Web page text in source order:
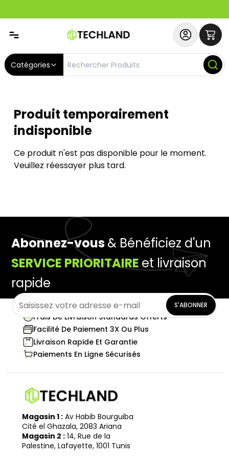
Catégories
Produit temporairement
indisponible
Ce produit n'est pas disponible pour le moment.
Veuillez réessayer plus tard.
Abonnez-vous& Bénéficiez d'un
SERVICE PRIORITAIRE et livraison
rapide
S'ABONNER
Frais De Livraison Standards Offerts
Facilité De Paiement 3X Ou Plus
Livraison Rapide Et Garantie
Paiements En Ligne Sécurisés
Magasin 1 : Av Habib Bourguiba
Cité el Ghazala, 2083 Ariana
Magasin 2 : 14, Rue de la
Palestine, Lafayette, 1001 Tunis